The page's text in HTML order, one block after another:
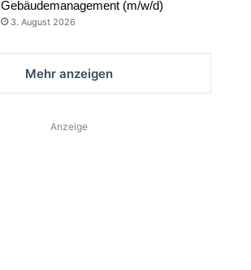
Gebäudemanagement (m/w/d)
3. August 2026
Mehr anzeigen
Anzeige